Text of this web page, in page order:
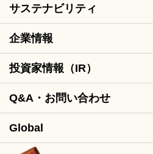
サステナビリティ
企業情報
投資家情報（IR）
Q&A・お問い合わせ
Global